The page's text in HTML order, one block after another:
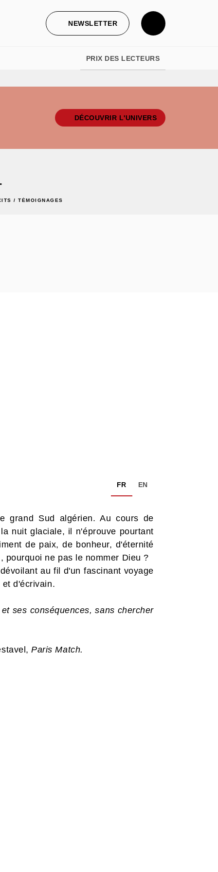
NEWSLETTER
PRIX DES LECTEURS
DÉCOUVRIR L'UNIVERS
/ TÉMOIGNAGES
FR EN
grand Sud algérien. Au cours de
nuit glaciale, il n'éprouve pourtant
de paix, de bonheur, d'éternité
pourquoi ne pas le nommer Dieu ?
au fil d'un fascinant voyage
d'écrivain.
ses conséquences, sans chercher
Paris Match.